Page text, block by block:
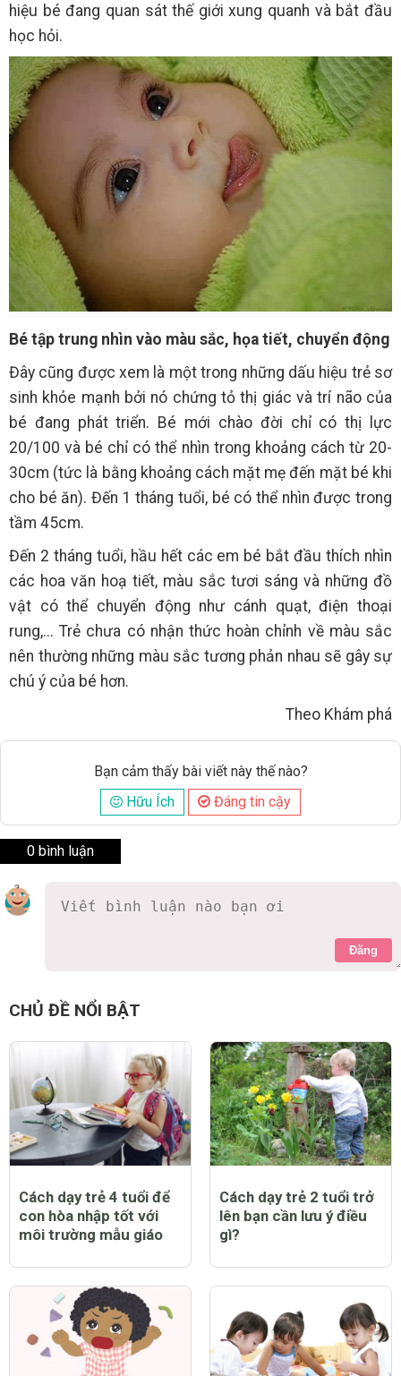
hiệu bé đang quan sát thế giới xung quanh và bắt đầu
học hỏi.
Bé tập trung nhìn vào màu sắc, họa tiết, chuyển động
Đây cũng được xem là một trong những dấu hiệu trẻ sơ
sinh khỏe mạnh bởi nó chứng tỏ thị giác và trí não của
bé đang phát triển. Bé mới chào đời chỉ có thị lực
20/100 và bé chỉ có thể nhìn trong khoảng cách từ 20-
30cm (tức là bằng khoảng cách mặt mẹ đến mặt bé khi
cho bé ăn). Đến 1 tháng tuổi, bé có thể nhìn được trong
tầm 45cm.
Đến 2 tháng tuổi, hầu hết các em bé bắt đầu thích nhìn
các hoa văn hoạ tiết, màu sắc tươi sáng và những đồ
vật có thể chuyển động như cánh quạt, điện thoại
rung,... Trẻ chưa có nhận thức hoàn chỉnh về màu sắc
nên thường những màu sắc tương phản nhau sẽ gây sự
chú ý của bé hơn.
Theo Khám phá
Bạn cảm thấy bài viết này thế nào?
Hữu Ích
Đáng tin cậy
0 bình luận
Đăng
CHỦ ĐỀ NỔI BẬT
Cách dạy trẻ 4 tuổi để
con hòa nhập tốt với
môi trường mẫu giáo
Cách dạy trẻ 2 tuổi trở
lên bạn cần lưu ý điều
gì?